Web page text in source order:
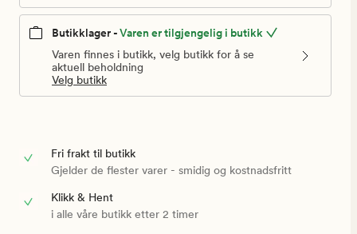
Butikklager -Varen er tilgjengelig i butikk
Varen finnes i butikk, velg butikk for å se
aktuell beholdning
Velg butikk
Fri frakt til butikk
Gjelder de flester varer - smidig og kostnadsfritt
Klikk & Hent
i alle våre butikk etter 2 timer